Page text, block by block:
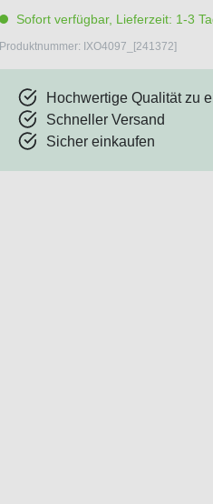
Sofort verfügbar, Lieferzeit: 1-3
Produktnummer: IXO4097_[241372]
Hochwertige Qualität zu
Schneller Versand
Sicher einkaufen